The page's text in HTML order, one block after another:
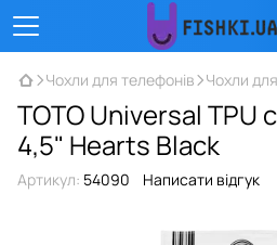
Чохли для телефонів Чохли
TOTO Universal TPU
4,5" Hearts Black
Артикул: 54090 Написати відгук